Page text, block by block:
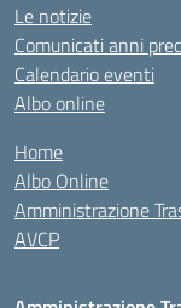
Le notizie
Comunicati anni
Calendario eventi
Albo online
Home
Albo Online
Amministrazione
AVCP